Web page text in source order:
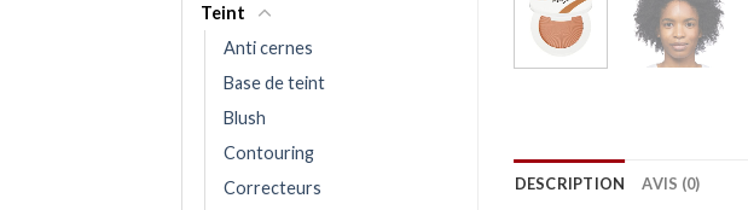
Teint
Anti cernes
Base de teint
Blush
Contouring
Correcteurs
DESCRIPTION AVIS (0)